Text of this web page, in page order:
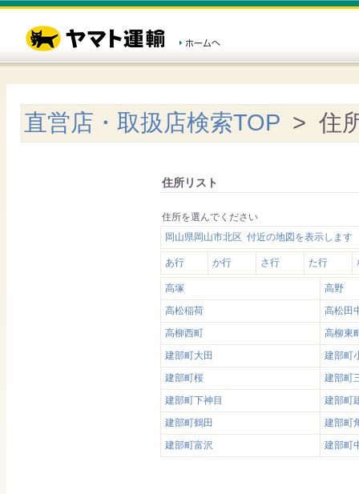
直営店・取扱店検索TOP > 住
住所リスト
住所を選んでください
岡山県岡山市北区 付近の地図を表示します
あ行 か行 さ行 た行
高塚
高野
高松稲荷
高松田
高柳西町
高柳東
建部町大田
建部町
建部町桜
建部町
建部町下神目
建部町
建部町鶴田
建部町
建部町富沢
建部町